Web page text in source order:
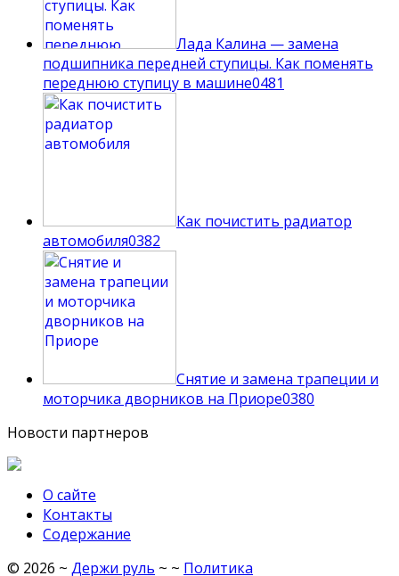
Лада Калина — замена
подшипника передней ступицы. Как поменять
переднюю ступицу в машине0481
Как почистить радиатор
автомобиля0382
Снятие и замена трапеции и
моторчика дворников на Приоре0380
Новости партнеров
О сайте
Контакты
Содержание
© 2026 ~ Держи руль ~ ~ Политика